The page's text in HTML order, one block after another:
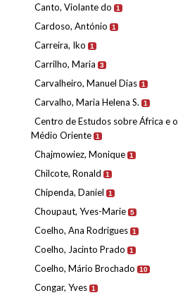
Canto, Violante do 1
Cardoso, António 1
Carreira, Iko 1
Carrilho, Maria 3
Carvalheiro, Manuel Dias 1
Carvalho, Maria Helena S. 1
Centro de Estudos sobre África e o
Médio Oriente 1
Chajmowiez, Monique 1
Chilcote, Ronald 1
Chipenda, Daniel 1
Choupaut, Yves-Marie 5
Coelho, Ana Rodrigues 1
Coelho, Jacinto Prado 1
Coelho, Mário Brochado 10
Congar, Yves 1